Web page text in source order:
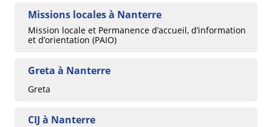
Missions locales à Nanterre
Mission locale et Permanence d’accueil, d’information
et d’orientation (PAIO)
Greta à Nanterre
Greta
CIJ à Nanterre